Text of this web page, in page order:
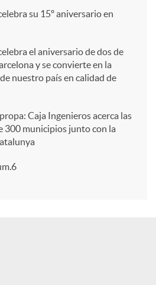
su 15º aniversario en
el aniversario de dos de
y se convierte en la
nuestro país en calidad de
Caja Ingenieros acerca las
300 municipios junto con la